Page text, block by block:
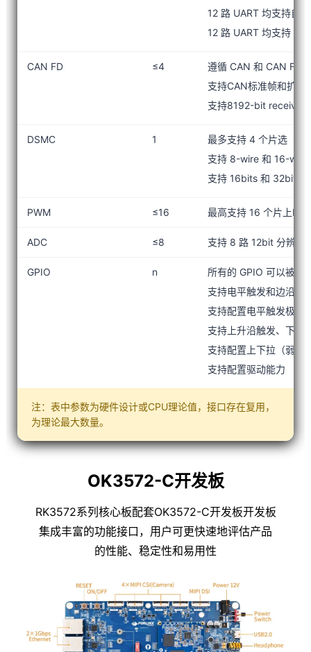
12 路 UART 均支持自
12 路 UART 均支持
CAN FD ≤4
遵循 CAN 和 CAN FD
支持CAN标准帧和扩展
支持8192-bit receive
DSMC 1
最多支持 4 个片选
支持 8-wire 和 16-wire
支持 16bits 和 32bits
PWM ≤16 最高支持 16 个片上
ADC ≤8 支持 8 路 12bit 分辨率
GPIO n
所有的 GPIO 可以被用
支持电平触发和边沿触
支持配置电平触发极性
支持上升沿触发、下降
支持配置上下拉（弱上
支持配置驱动能力
注：表中参数为硬件设计或CPU理论值，接口存在复用，
为理论最大数量。
OK3572-C开发板
RK3572系列核心板配套OK3572-C开发板开发板
集成丰富的功能接口，用户可更快速地评估产品
的性能、稳定性和易用性